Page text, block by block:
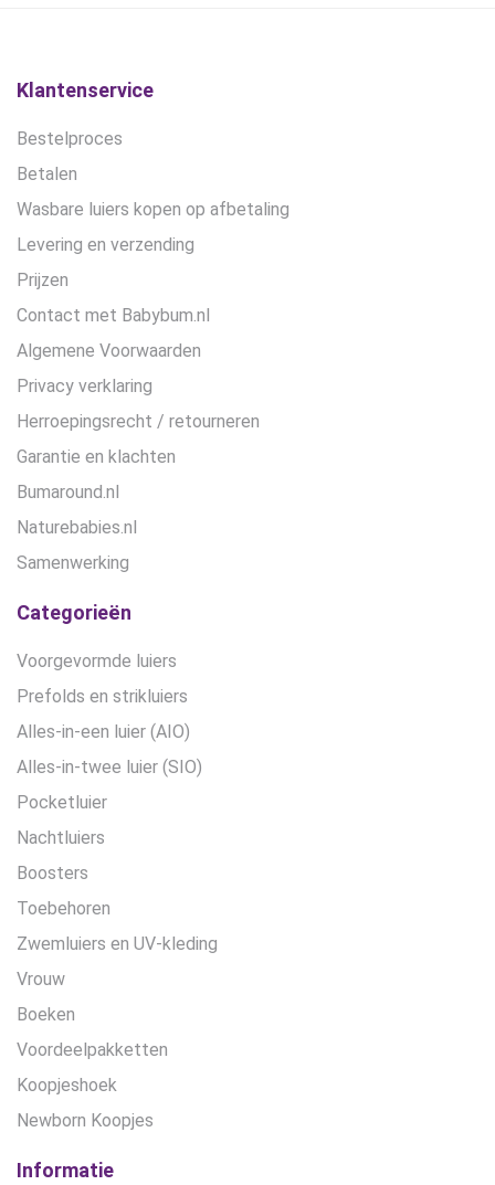
de
Klantenservice
Bestelproces
Betalen
Wasbare luiers kopen op afbetaling
Levering en verzending
Prijzen
Contact met Babybum.nl
Algemene Voorwaarden
Privacy verklaring
Herroepingsrecht / retourneren
Garantie en klachten
Bumaround.nl
Naturebabies.nl
Samenwerking
Categorieën
Voorgevormde luiers
Prefolds en strikluiers
Alles-in-een luier (AIO)
Alles-in-twee luier (SIO)
Pocketluier
Nachtluiers
Boosters
Toebehoren
Zwemluiers en UV-kleding
Vrouw
Boeken
Voordeelpakketten
Koopjeshoek
Newborn Koopjes
Informatie